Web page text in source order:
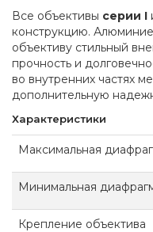
Все объективы серии I
конструкцию.
объективу стильный
прочность и
во внутренних частях
дополнительную
Характеристики
Максимальная
Минимальная
Крепление объектива